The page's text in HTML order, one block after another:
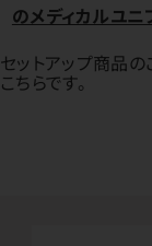
のメディカルユニ
セットアップ商品
こちらです。